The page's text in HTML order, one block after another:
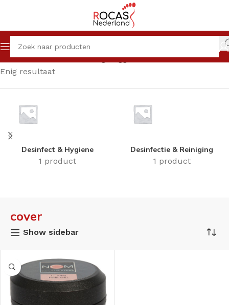
Home Winkel Producten getagged “cover”
Enig resultaat
Desinfect & Hygiene
1 product
Desinfectie & Reiniging
1 product
cover
Show sidebar